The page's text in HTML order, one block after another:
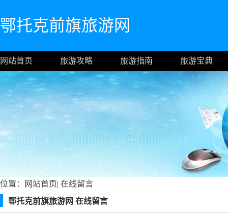
鄂托克前旗旅游网
网站首页 旅游攻略 旅游指南 旅游宝典
位置： 网站首页| 在线留言
鄂托克前旗旅游网 在线留言